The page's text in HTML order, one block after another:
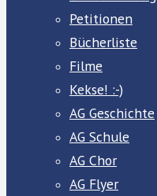
Petitionen
Bücherliste
Filme
Kekse! :-)
AG Geschichte
AG Schule
AG Chor
AG Flyer